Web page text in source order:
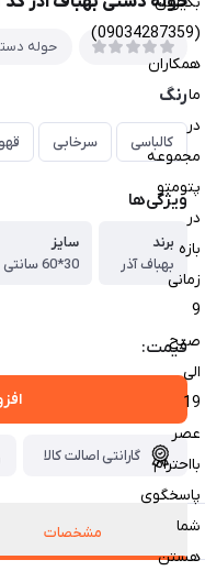
(09034287359)
همکاران
ما
در
مجموعه
پتومتو
در
بازه
زمانی
9
صبح
الی
19
عصر
بااحترام
پاسخگوی
شما
هستن
حوله
رنگ
کالباسی سرخابی
ویژگی‌ها
برند
بهباف آذر
سایز
30*60 سانتی متر ، سایز دست و صورت
قیمت:
گارانتی اصالت کالا
مشخصات